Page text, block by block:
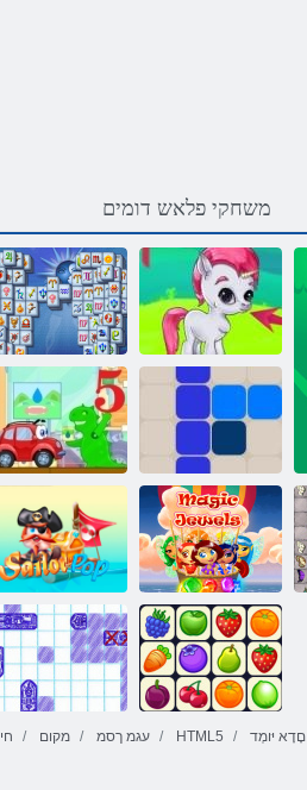
משחקי פלאש דומים
Mahjong
Fortuna
העוב יקחשמ
Wheely 5 1212!
פופ רולייס םסק יטישכת
מקום עגמ ךסמ HTML5 םָדָא יּומְד